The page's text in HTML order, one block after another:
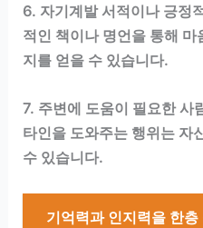
6. 자기계발 서적이나 긍정
적인 책이나 명언을 통해
지를 얻을 수 있습니다.
7. 주변에 도움이 필요한 사
타인을 도와주는 행위는 자
수 있습니다.
기억력과 인지력을 한층